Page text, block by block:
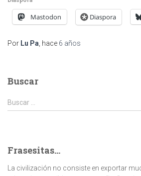
Mastodon Diaspora
Por Lu Pa , hace 6 años
Buscar
Buscar:
Buscar …
Frasesitas...
La civilización no consiste en exportar